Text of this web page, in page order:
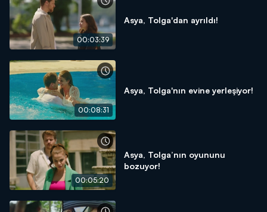
00:03:39
Asya, Tolga'dan ayrıldı!
00:08:31
Asya, Tolga'nın evine yerleşiyor!
00:05:20
Asya, Tolga’nın oyununu
bozuyor!